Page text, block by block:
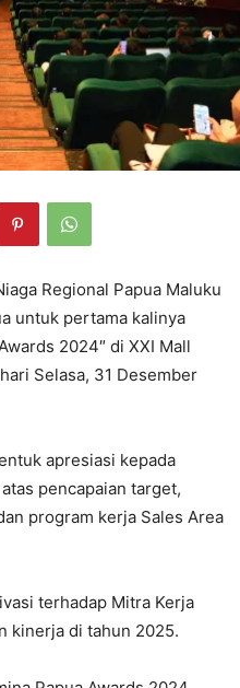
Regional Papua Maluku
untuk pertama kalinya
2024″ di XXI Mall
Selasa, 31 Desember
apresiasi kepada
pencapaian target,
program kerja Sales Area
terhadap Mitra Kerja
kinerja di tahun 2025.